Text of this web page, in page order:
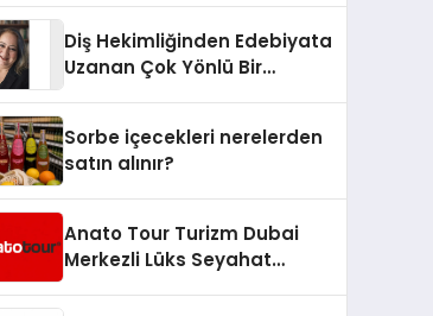
Diş Hekimliğinden Edebiyata
Uzanan Çok Yönlü Bir
Sorbe içecekleri nerelerden
satın alınır?
Anato Tour Turizm Dubai
Merkezli Lüks Seyahat